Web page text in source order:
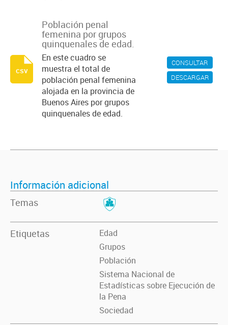
CONSULTAR
DESCARGAR
Población penal
femenina por grupos
quinquenales de edad.
En este cuadro se
muestra el total de
población penal femenina
alojada en la provincia de
Buenos Aires por grupos
quinquenales de edad.
csv
Información adicional
Temas
Etiquetas
Edad
Grupos
Población
Sistema Nacional de
Estadísticas sobre Ejecución de
la Pena
Sociedad